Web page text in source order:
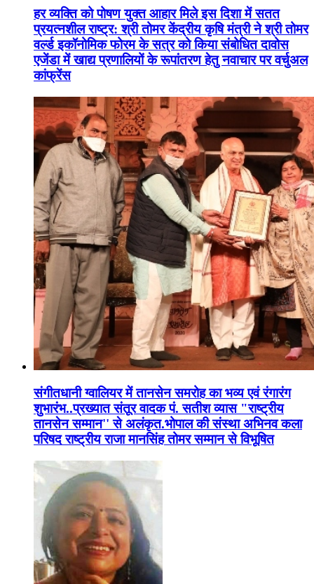
हर व्यक्ति को पोषण युक्त आहार मिले इस दिशा में सतत
प्रयत्नशील राष्ट्र: श्री तोमर केंद्रीय कृषि मंत्री ने श्री तोमर
वर्ल्ड इकॉनोमिक फोरम के सत्र को किया संबोधित दावोस
एजेंडा में खाद्य प्रणालियों के रूपांतरण हेतु नवाचार पर वर्चुअल
कांफ्रेंस
संगीतधानी ग्वालियर में तानसेन समरोह का भव्य एवं रंगारंग
शुभारंभ..प्रख्यात संतूर वादक पं. सतीश व्यास "राष्ट्रीय
तानसेन सम्मान'' से अलंकृत.भोपाल की संस्था अभिनव कला
परिषद राष्ट्रीय राजा मानसिंह तोमर सम्मान से विभूषित